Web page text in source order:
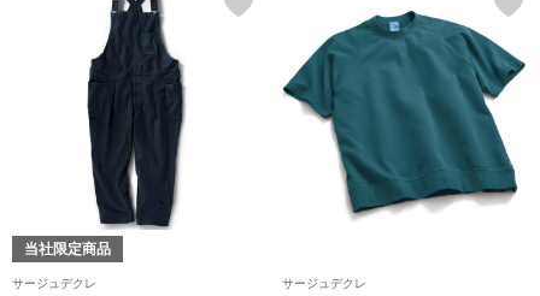
アンダーウェア
その他
バッグ
当社限定商品
サージュデクレ サージュデクレ